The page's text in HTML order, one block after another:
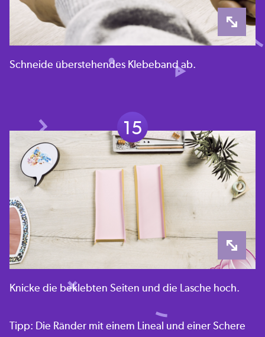
Schneide überstehendes Klebeband ab.
15
Knicke die beklebten Seiten und die Lasche hoch.
Tipp: Die Ränder mit einem Lineal und einer Schere